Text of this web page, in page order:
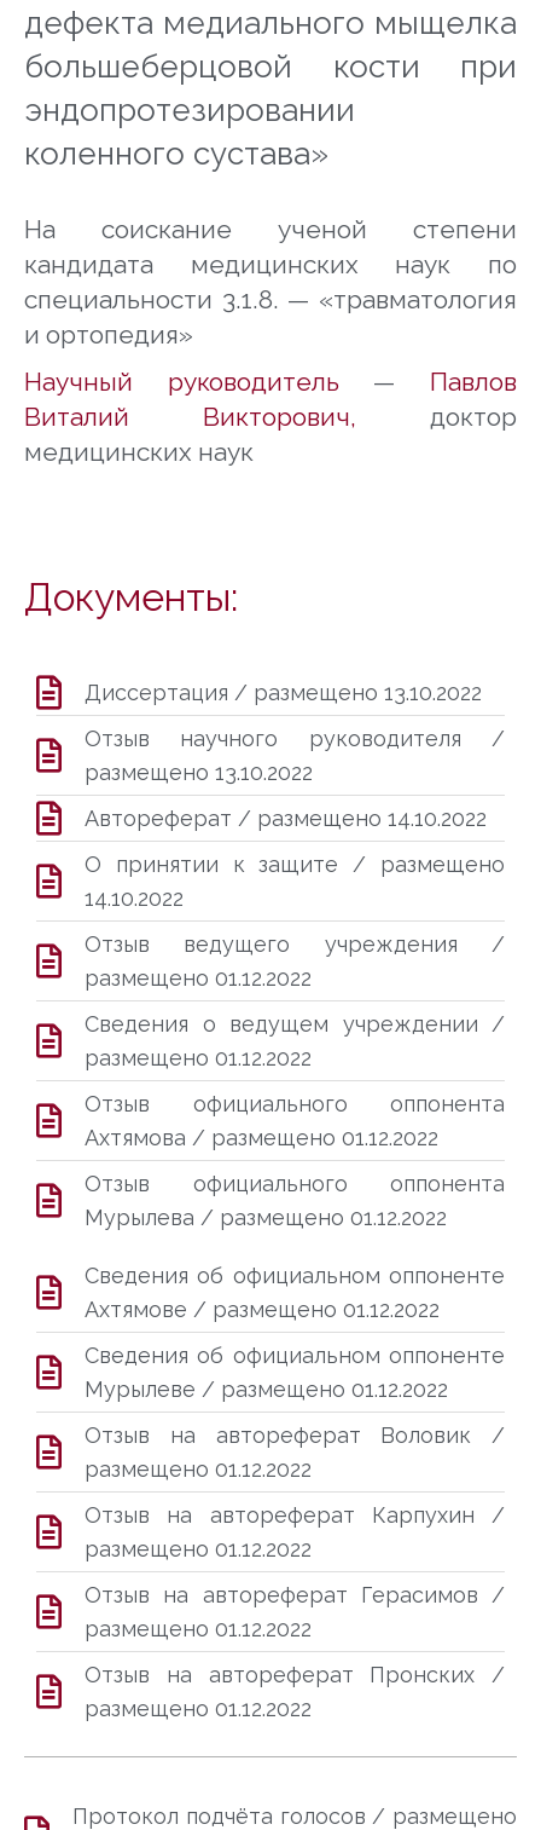
дефекта медиального мыщелка
большеберцовой кости при
эндопротезировании
коленного сустава»
На соискание ученой степени
кандидата медицинских наук по
специальности 3.1.8. — «травматология
и ортопедия»
Научный руководитель— Павлов
Виталий Викторович, доктор
медицинских наук
Документы:
Диссертация / размещено 13.10.2022
Отзыв научного руководителя /
размещено 13.10.2022
Автореферат / размещено 14.10.2022
О принятии к защите / размещено
14.10.2022
Отзыв ведущего учреждения /
размещено 01.12.2022
Сведения о ведущем учреждении /
размещено 01.12.2022
Отзыв официального оппонента
Ахтямова / размещено 01.12.2022
Отзыв официального оппонента
Мурылева / размещено 01.12.2022
Сведения об официальном оппоненте
Ахтямове / размещено 01.12.2022
Сведения об официальном оппоненте
Мурылеве / размещено 01.12.2022
Отзыв на автореферат Воловик /
размещено 01.12.2022
Отзыв на автореферат Карпухин /
размещено 01.12.2022
Отзыв на автореферат Герасимов /
размещено 01.12.2022
Отзыв на автореферат Пронских /
размещено 01.12.2022
Протокол подчёта голосов / размещено